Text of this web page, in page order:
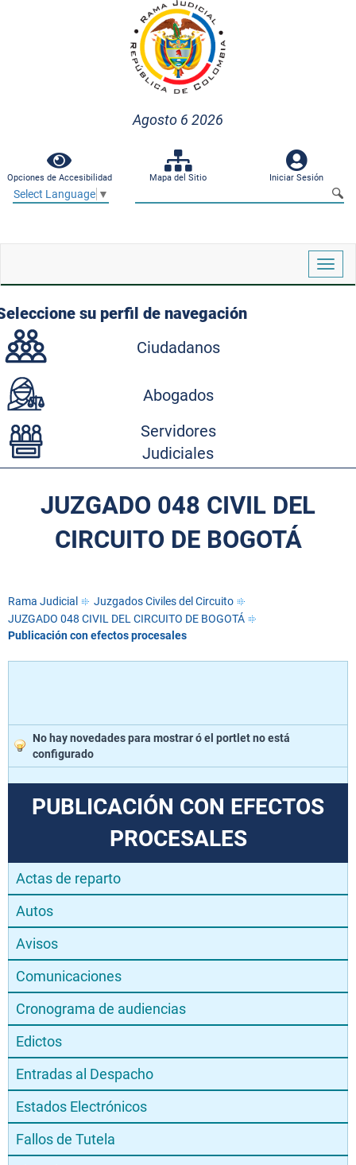
Agosto 6 2026
Opciones de Accesibilidad Mapa del Sitio Iniciar Sesión
Select Language ▼
su perfil de navegación
Ciudadanos
Abogados
Servidores
Judiciales
JUZGADO 048 CIVIL DEL
CIRCUITO DE BOGOTÁ
Rama Judicial
Juzgados Civiles del Circuito
JUZGADO 048 CIVIL DEL CIRCUITO DE BOGOTÁ
Publicación con efectos procesales
No hay novedades para mostrar ó el portlet no está
configurado
PUBLICACIÓN CON EFECTOS
PROCESALES
Actas de reparto
Autos
Avisos
Comunicaciones
Cronograma de audiencias
Edictos
Entradas al Despacho
Estados Electrónicos
Fallos de Tutela